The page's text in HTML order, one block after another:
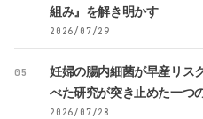
組み』を解き明かす
2026/07/29
05
妊婦の腸内細菌が早産リス
べた研究が突き止めた一つ
2026/07/28